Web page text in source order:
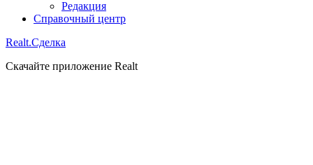
Редакция
Справочный центр
Realt.Сделка
Скачайте приложение Realt